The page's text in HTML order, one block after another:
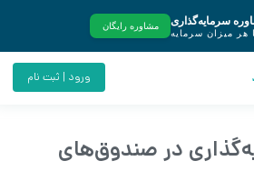
ورود | ثبت نام
در صندوق‌‌های